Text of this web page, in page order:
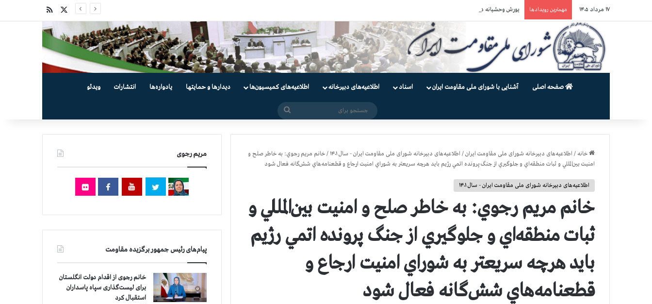
۱۷ مرداد ۱۴۰۵ مهمترین رویدادها یورش وحشیانه دژخیمان رژیم آخوندی به بند ۷ زندان اوین و ضرب‌وجرح زندانیان سیاسی
صفحه اصلی آشنایی با شورای ملی مقاومت ایران اسناد اطلاعیه‌های دبیرخانه اطلاعیه‌های کمیسیون‌‌ها دیدارها و حمایتها یادواره‌ها انتشارات ویدئو
خانه / اطلاعیه‌های دبیرخانه شورای ملی مقاومت ایران/ اطلاعیه‌های دبیرخانه شورای ملی مقاومت ایران - سال ۱۴۰۱ /خانم مريم رجوي: به خاطر صلح و
امنيت بين‌المللي و ثبات منطقه‌اي و جلوگيري از جنگ پرونده اتمي رژيم بايد هرچه سريعتر به شوراي امنيت ارجاع و قطعنامه‌هاي شش‌گانه فعال شود
اطلاعیه‌های دبیرخانه شورای ملی مقاومت ایران - سال ۱۴۰۱
خانم مريم رجوي: به خاطر صلح و امنيت بين‌المللي و
ثبات منطقه‌اي و جلوگيري از جنگ پرونده اتمي رژيم
بايد هرچه سريعتر به شوراي امنيت ارجاع و
قطعنامه‌هاي شش‌گانه فعال شود
مریم رجوی
پیام‌های رئیس جمهور برگزیده مقاومت
خانم رجوی از اقدام دولت انگلستان
برای لیست‌گذاری سپاه پاسداران
استقبال کرد